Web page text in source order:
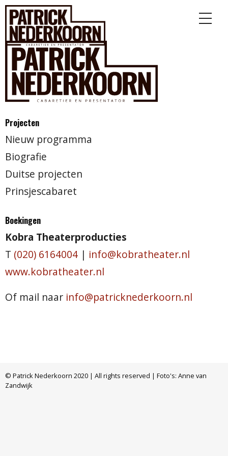
Projecten
Nieuw programma
Biografie
Duitse projecten
Prinsjescabaret
Boekingen
Kobra Theaterproducties
T (020) 6164004 | info@kobratheater.nl
www.kobratheater.nl
Of mail naar info@patricknederkoorn.nl
© Patrick Nederkoorn 2020 | All rights reserved | Foto's: Anne van
Zandwijk